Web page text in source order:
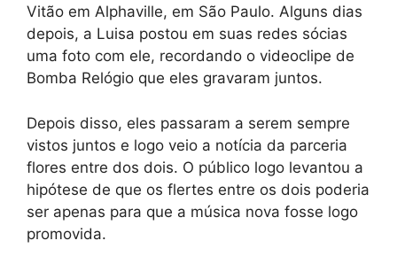
Vitão em Alphaville, em São Paulo. Alguns dias
depois, a Luisa postou em suas redes sócias
uma foto com ele, recordando o videoclipe de
Bomba Relógio que eles gravaram juntos.
Depois disso, eles passaram a serem sempre
vistos juntos e logo veio a notícia da parceria
flores entre dos dois. O público logo levantou a
hipótese de que os flertes entre os dois poderia
ser apenas para que a música nova fosse logo
promovida.